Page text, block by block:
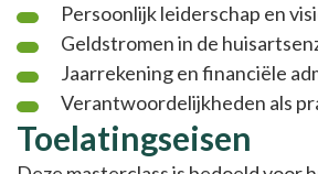
Persoonlijk leiderschap en
Geldstromen in de
Jaarrekening en financiële
Verantwoordelijkheden als
Toelatingseisen